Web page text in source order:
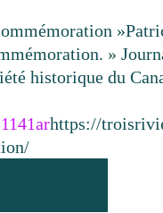
»
»
historique du
https://